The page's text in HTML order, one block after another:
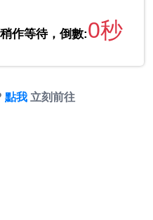
作等待，倒數:0秒
點我 立刻前往